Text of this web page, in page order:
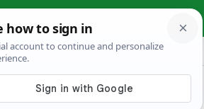
Căprĕae
English Dictionary